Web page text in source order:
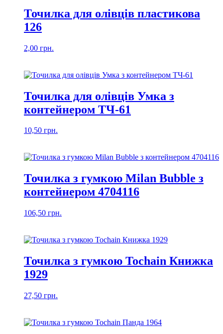
Точилка для олівців пластикова
126
2,00 грн.
Точилка для олівців Умка з
контейнером ТЧ-61
10,50 грн.
Точилка з гумкою Milan Bubble з
контейнером 4704116
106,50 грн.
Точилка з гумкою Tochain Книжка
1929
27,50 грн.